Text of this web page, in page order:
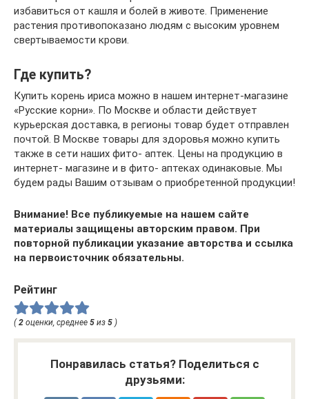
избавиться от кашля и болей в животе. Применение
растения противопоказано людям с высоким уровнем
свертываемости крови.
Где купить?
Купить корень ириса можно в нашем интернет-магазине
«Русские корни». По Москве и области действует
курьерская доставка, в регионы товар будет отправлен
почтой. В Москве товары для здоровья можно купить
также в сети наших фито- аптек. Цены на продукцию в
интернет- магазине и в фито- аптеках одинаковые. Мы
будем рады Вашим отзывам о приобретенной продукции!
Внимание! Все публикуемые на нашем сайте
материалы защищены авторским правом. При
повторной публикации указание авторства и ссылка
на первоисточник обязательны.
Рейтинг
(2 оценки, среднее 5 из 5 )
Понравилась статья? Поделиться с
друзьями: